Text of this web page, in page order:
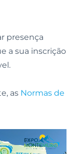
presença
a sua inscrição
as Normas de